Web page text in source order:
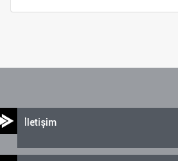
İletişim